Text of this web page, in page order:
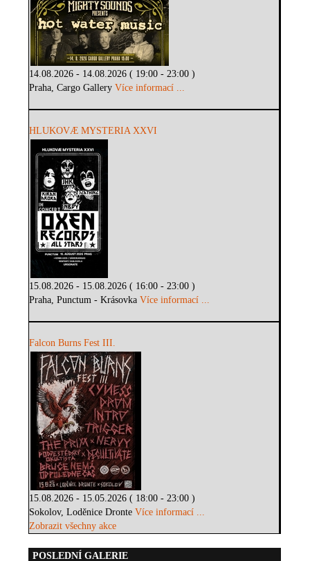
14.08.2026 - 14.08.2026 ( 19:00 - 23:00 )
Praha, Cargo GalleryVíce informací ...
HLUKOVÆ MYSTERIA XXVI
15.08.2026 - 15.08.2026 ( 16:00 - 23:00 )
Praha, Punctum - KrásovkaVíce informací ...
Falcon Burns Fest III.
15.08.2026 - 15.05.2026 ( 18:00 - 23:00 )
Sokolov, Loděnice DronteVíce informací ...
Zobrazit všechny akce
POSLEDNÍ GALERIE